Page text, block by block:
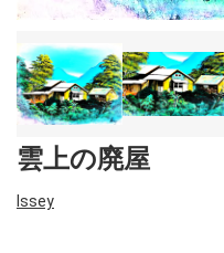
雲上の廃屋
Issey